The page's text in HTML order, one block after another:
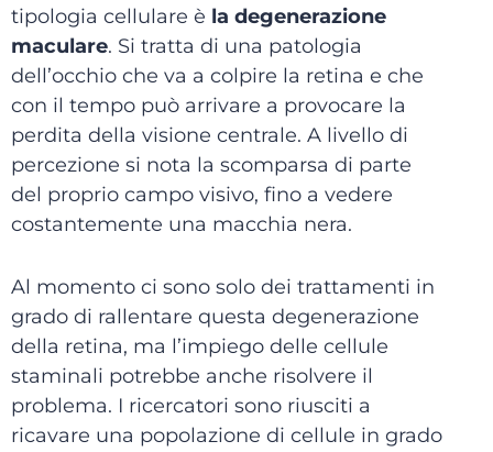
tipologia cellulare è la degenerazione
maculare. Si tratta di una patologia
dell’occhio che va a colpire la retina e che
con il tempo può arrivare a provocare la
perdita della visione centrale. A livello di
percezione si nota la scomparsa di parte
del proprio campo visivo, fino a vedere
costantemente una macchia nera.
Al momento ci sono solo dei trattamenti in
grado di rallentare questa degenerazione
della retina, ma l’impiego delle cellule
staminali potrebbe anche risolvere il
problema. I ricercatori sono riusciti a
ricavare una popolazione di cellule in grado